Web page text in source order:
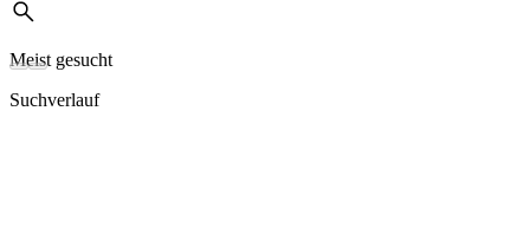
Meist gesucht
Suchverlauf